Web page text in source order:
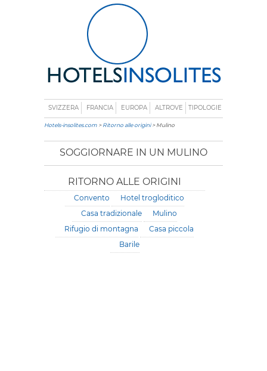
SVIZZERA FRANCIA EUROPA ALTROVE TIPOLOGIE
Hotels-insolites.com >Ritorno alle origini> Mulino
SOGGIORNARE IN UN MULINO
RITORNO ALLE ORIGINI
Convento
Hotel trogloditico
Casa tradizionale
Mulino
Rifugio di montagna
Casa piccola
Barile